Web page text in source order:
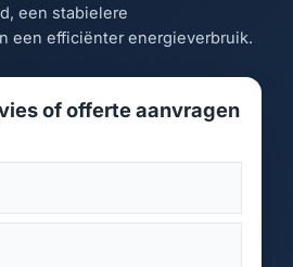
een stabielere
een efficiënter energieverbruik.
of offerte aanvragen